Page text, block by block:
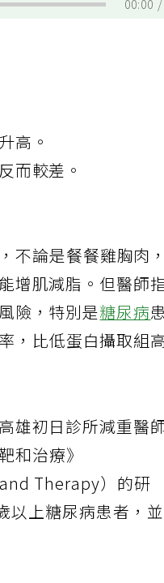
00:00
高。
而較差。
不論是餐餐雞胸肉
增肌減脂。但醫師
險，特別是糖尿病
，比低蛋白攝取組
雄初日診所減重醫
和治療》
Therapy）的研
以上糖尿病患者，